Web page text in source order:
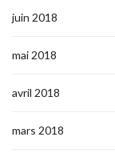
juin 2018
mai 2018
avril 2018
mars 2018